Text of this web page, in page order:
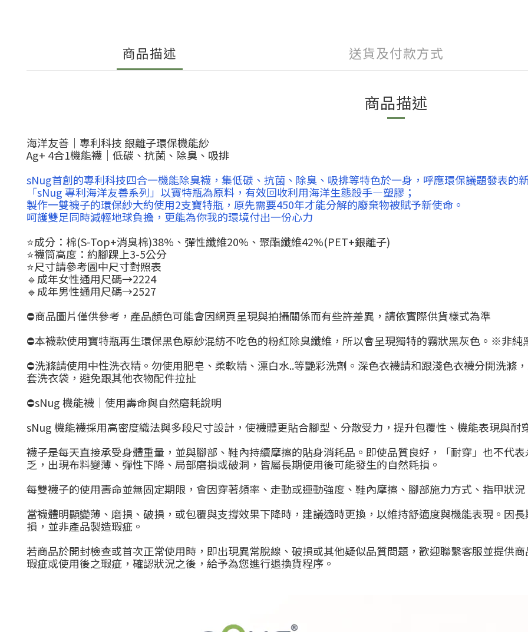
商品描述 送貨及付款方式
商品描述
海洋友善｜專利科技 銀離子環保機能紗
Ag+ 4合1機能襪｜低碳、抗菌、除臭、吸排
sNug首創的專利科技四合一機能除臭襪，集低碳、抗菌、除臭、吸排等特色於一身，呼應環保議題發表的
「sNug 專利海洋友善系列」以寶特瓶為原料，有效回收利用海洋生態殺手—塑膠；
製作一雙襪子的環保紗大約使用2支寶特瓶，原先需要450年才能分解的廢棄物被賦予新使命。
呵護雙足同時減輕地球負擔，更能為你我的環境付出一份心力
⭐️成分：棉(S-Top+消臭棉)38%、彈性纖維20%、聚酯纖維42%(PET+銀離子)
⭐️襪筒高度：約腳踝上3-5公分
⭐️尺寸請參考圖中尺寸對照表
🔹成年女性通用尺碼→2224
🔹成年男性通用尺碼→2527
⛔商品圖片僅供參考，產品顏色可能會因網頁呈現與拍攝關係而有些許差異，請依實際供貨樣式為準
⛔本襪款使用寶特瓶再生環保黑色原紗混紡不吃色的粉紅除臭纖維，所以會呈現獨特的霧狀黑灰色。※非純
⛔洗滌請使用中性洗衣精。勿使用肥皂、柔軟精、漂白水..等艷彩洗劑。深色衣襪請和跟淺色衣襪分開洗滌
套洗衣袋，避免跟其他衣物配件拉扯
⛔sNug 機能襪｜使用壽命與自然磨耗說明
sNug 機能襪採用高密度織法與多段尺寸設計，使襪體更貼合腳型、分散受力，提升包覆性、機能表現與耐
襪子是每天直接承受身體重量，並與腳部、鞋內持續摩擦的貼身消耗品。即使品質良好，「耐穿」也不代
乏，出現布料變薄、彈性下降、局部磨損或破洞，皆屬長期使用後可能發生的自然耗損。
每雙襪子的使用壽命並無固定期限，會因穿著頻率、走動或運動強度、鞋內摩擦、腳部施力方式、指甲狀
當襪體明顯變薄、磨損、破損，或包覆與支撐效果下降時，建議適時更換，以維持舒適度與機能表現。因
損，並非產品製造瑕疵。
若商品於開封檢查或首次正常使用時，即出現異常脫線、破損或其他疑似品質問題，歡迎聯繫客服並提供
瑕疵或使用後之瑕疵，確認狀況之後，給予為您進行退換貨程序。